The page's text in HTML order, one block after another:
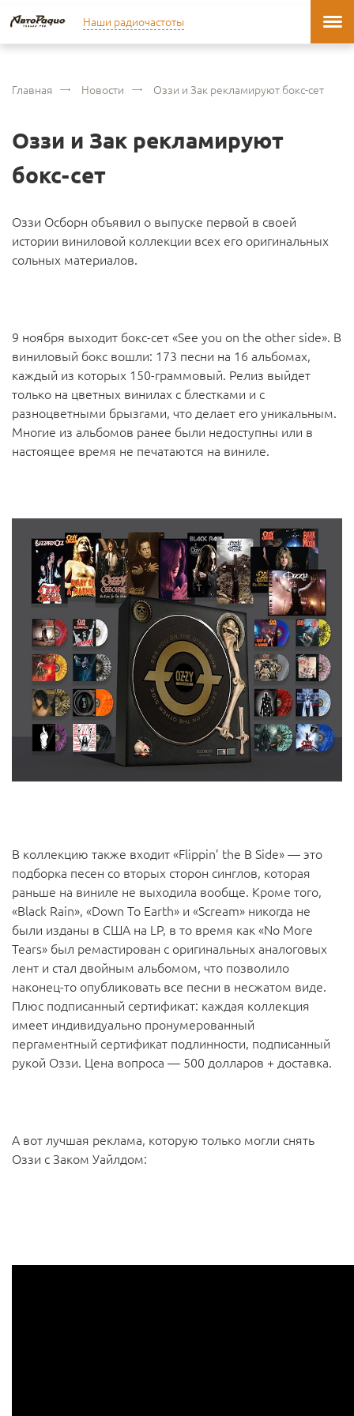
Наши радиочастоты
Главная Новости Оззи и Зак рекламируют бокс-сет
Оззи и Зак рекламируют
бокс-сет
Оззи Осборн объявил о выпуске первой в своей
истории виниловой коллекции всех его оригинальных
сольных материалов.
9 ноября выходит бокс-сет «See you on the other side». В
виниловый бокс вошли: 173 песни на 16 альбомах,
каждый из которых 150-граммовый. Релиз выйдет
только на цветных винилах с блестками и с
разноцветными брызгами, что делает его уникальным.
Многие из альбомов ранее были недоступны или в
настоящее время не печатаются на виниле.
В коллекцию также входит «Flippin’ the B Side» — это
подборка песен со вторых сторон синглов, которая
раньше на виниле не выходила вообще. Кроме того,
«Black Rain», «Down To Earth» и «Scream» никогда не
были изданы в США на LP, в то время как «No More
Tears» был ремастирован с оригинальных аналоговых
лент и стал двойным альбомом, что позволило
наконец-то опубликовать все песни в несжатом виде.
Плюс подписанный сертификат: каждая коллекция
имеет индивидуально пронумерованный
пергаментный сертификат подлинности, подписанный
рукой Оззи. Цена вопроса — 500 долларов + доставка.
А вот лучшая реклама, которую только могли снять
Оззи с Заком Уайлдом: